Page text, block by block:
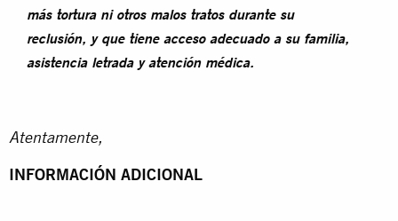
más tortura ni otros malos tratos durante su
reclusión, y que tiene acceso adecuado a su familia,
asistencia letrada y atención médica.
Atentamente,
INFORMACIÓN ADICIONAL